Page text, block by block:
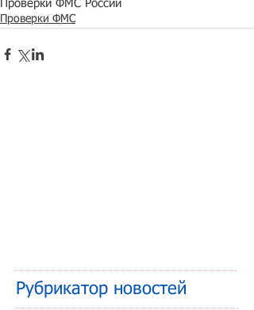
Проверки ФМС России
Проверки ФМС
Рубрикатор новостей